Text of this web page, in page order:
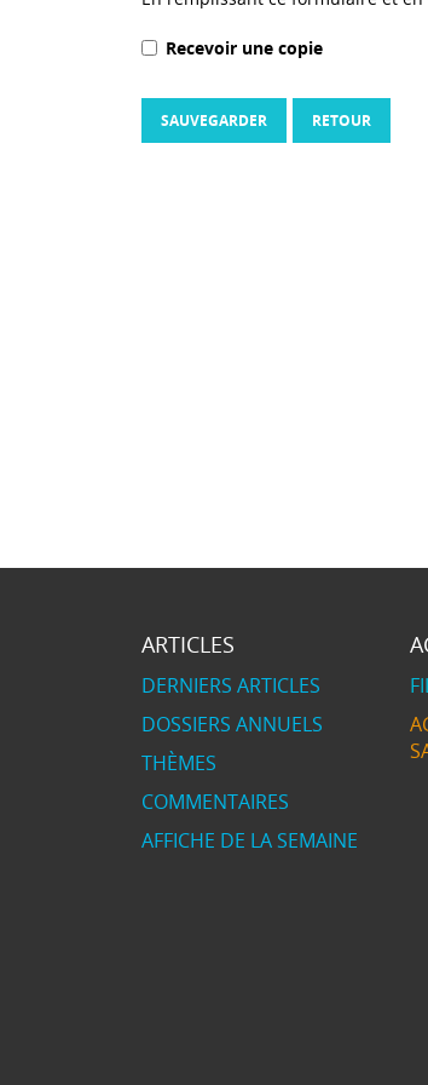
Recevoir une copie
SAUVEGARDER RETOUR
ARTICLES
DERNIERS ARTICLES
DOSSIERS ANNUELS
THÈMES
COMMENTAIRES
AFFICHE DE LA SEMAINE